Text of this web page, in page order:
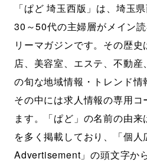
「ぱど 埼玉西版」は、埼玉
30～50代の主婦層がメイン
リーマガジンです。その歴
店、美容室、エステ、不動
の旬な地域情報・トレンド情
その中には求人情報の専用
ます。「ぱど」の名前の由
を多く掲載しており、「個
Advertisement」の頭文字か